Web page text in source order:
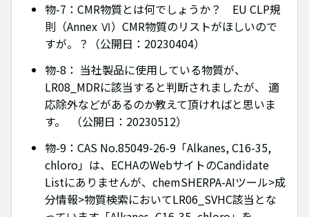
物-7：CMR物質とは何でしょうか？ EU CLP規
則（Annex Ⅵ）CMR物質のリストがほしいので
すが。？（公開日：20230404）
物-8： 当社製品に使用している物質が、
LR08_MDRに該当すると判断されましたが、 適
応除外などがあるのか教えて頂ければと思いま
す。 （公開日：20230512）
物-9：CAS No.85049-26-9「Alkanes, C16-35,
chloro」は、ECHAのWebサイトのCandidate
Listにありませんが、chemSHERPA-AIツール>成
分情報>物質検索においてLR06_SVHC該当とな